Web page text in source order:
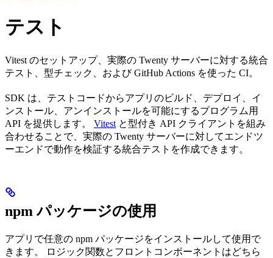
テスト
Vitest のセットアップ、実際の Twenty サーバーに対する統合
テスト、型チェック、および GitHub Actions を使った CI。
SDK は、テストコードからアプリのビルド、デプロイ、イ
ンストール、アンインストールを可能にするプログラム用
API を提供します。 Vitest と型付き API クライアントを組み
合わせることで、実際の Twenty サーバーに対してエンドツ
ーエンドで動作を検証する統合テストを作成できます。
npm パッケージの使用
アプリで任意の npm パッケージをインストールして使用で
きます。 ロジック関数とフロントコンポーネントはどちら